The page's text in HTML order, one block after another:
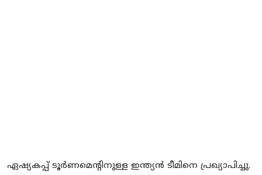
ഏഷ്യകപ്പ് ടൂർണമെന്റിനുള്ള ഇന്ത്യൻ ടീമിനെ പ്രഖ്യാപിച്ചു.